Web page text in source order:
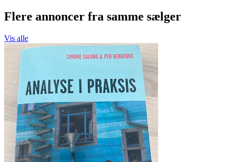
Flere annoncer fra samme sælger
Vis alle